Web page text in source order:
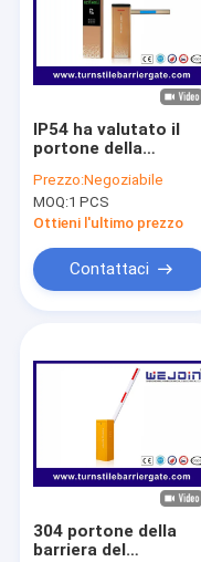
Video
Su di noi
IP54 ha valutato il
portone della
parcheggio di 2 MTBF
per la protezione ed
il controllo di
Prezzo:Negoziabile
MOQ:1 PCS
Ottieni l'ultimo prezzo
Contattaci
304 portone della
barriera del